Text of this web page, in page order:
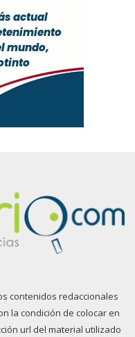
contenidos redaccionales
la condición de colocar en
url del material utilizado